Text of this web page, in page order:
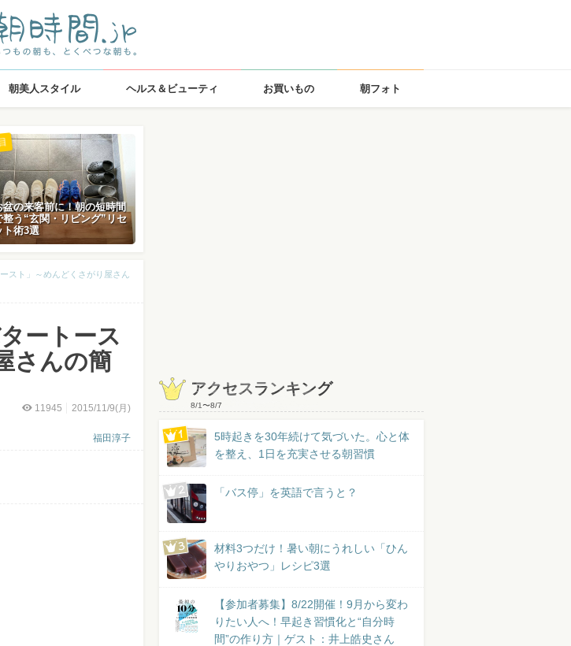
朝美人スタイル ヘルス＆ビューティ お買いもの 朝フォト
盆の来客前に！朝の短時間
整う“玄関・リビング”リセ
ト術3選
スト」～めんどくさがり屋さん
ートース
さんの簡
11945 2015/11/9(月)
福田淳子
アクセスランキング
8/1〜8/7
5時起きを30年続けて気づいた。心と体
を整え、1日を充実させる朝習慣
「バス停」を英語で言うと？
材料3つだけ！暑い朝にうれしい「ひん
やりおやつ」レシピ3選
【参加者募集】8/22開催！9月から変わ
りたい人へ！早起き習慣化と“自分時
間”の作り方｜ゲスト：井上皓史さん